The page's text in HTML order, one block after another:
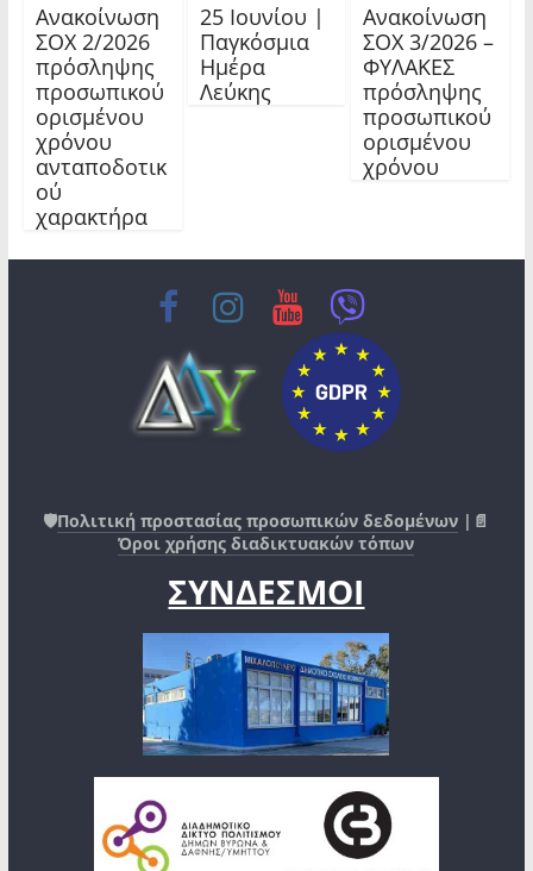
Ανακοίνωση
ΣΟΧ 2/2026
πρόσληψης
προσωπικού
ορισμένου
χρόνου
ανταποδοτικ
ού
χαρακτήρα
25 Ιουνίου |
Παγκόσμια
Ημέρα
Λεύκης
Ανακοίνωση
ΣΟΧ 3/2026 –
ΦΥΛΑΚΕΣ
πρόσληψης
προσωπικού
ορισμένου
χρόνου
🛡️Πολιτική προστασίας προσωπικών δεδομένων |📄
Όροι χρήσης διαδικτυακών τόπων
ΣΥΝΔΕΣΜΟΙ